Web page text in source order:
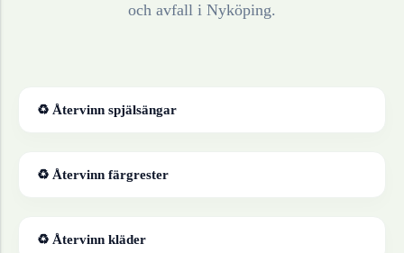
och avfall i Nyköping.
♻ Återvinn spjälsängar
♻ Återvinn färgrester
♻ Återvinn kläder